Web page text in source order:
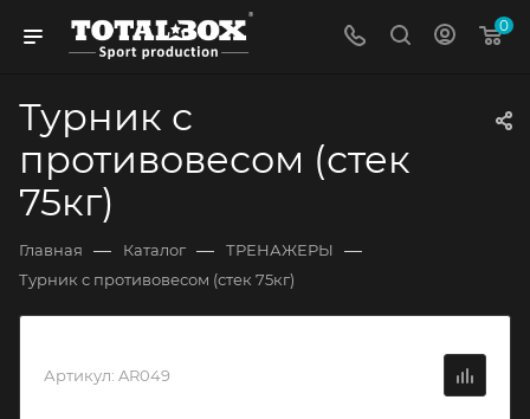
0
Турник с
противовесом (стек
75кг)
Главная — Каталог — ТРЕНАЖЕРЫ —
Турник с противовесом (стек 75кг)
Артикул: AR049